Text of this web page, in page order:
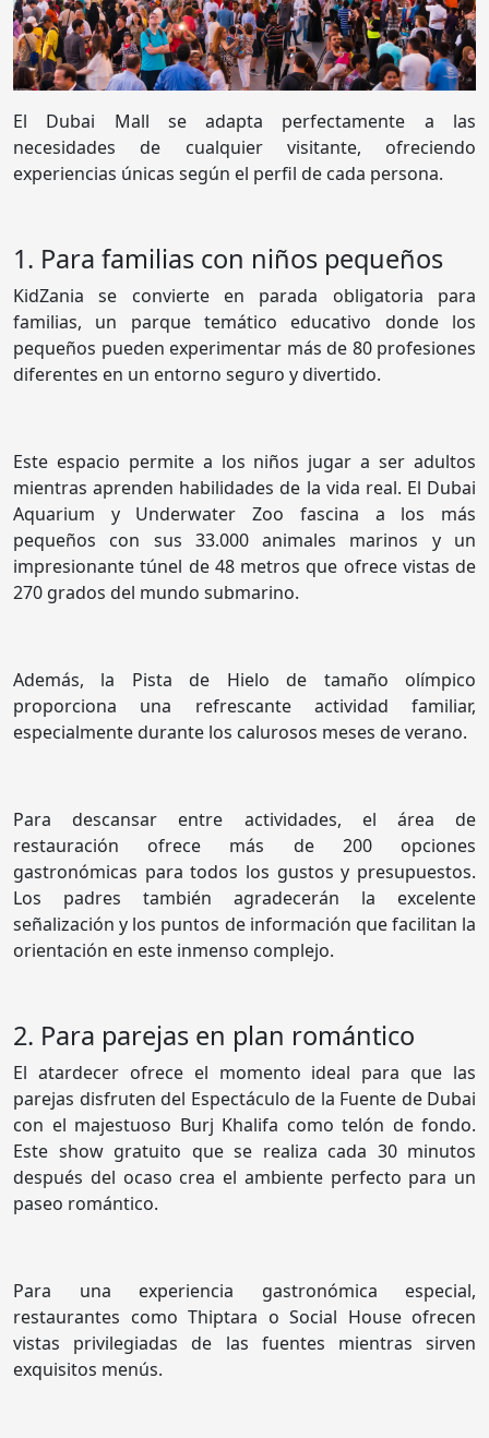
El Dubai Mall se adapta perfectamente a las
necesidades de cualquier visitante, ofreciendo
experiencias únicas según el perfil de cada persona.
1. Para familias con niños pequeños
KidZania se convierte en parada obligatoria para
familias, un parque temático educativo donde los
pequeños pueden experimentar más de 80 profesiones
diferentes en un entorno seguro y divertido.
Este espacio permite a los niños jugar a ser adultos
mientras aprenden habilidades de la vida real. El Dubai
Aquarium y Underwater Zoo fascina a los más
pequeños con sus 33.000 animales marinos y un
impresionante túnel de 48 metros que ofrece vistas de
270 grados del mundo submarino.
Además, la Pista de Hielo de tamaño olímpico
proporciona una refrescante actividad familiar,
especialmente durante los calurosos meses de verano.
Para descansar entre actividades, el área de
restauración ofrece más de 200 opciones
gastronómicas para todos los gustos y presupuestos.
Los padres también agradecerán la excelente
señalización y los puntos de información que facilitan la
orientación en este inmenso complejo.
2. Para parejas en plan romántico
El atardecer ofrece el momento ideal para que las
parejas disfruten del Espectáculo de la Fuente de Dubai
con el majestuoso Burj Khalifa como telón de fondo.
Este show gratuito que se realiza cada 30 minutos
después del ocaso crea el ambiente perfecto para un
paseo romántico.
Para una experiencia gastronómica especial,
restaurantes como Thiptara o Social House ofrecen
vistas privilegiadas de las fuentes mientras sirven
exquisitos menús.